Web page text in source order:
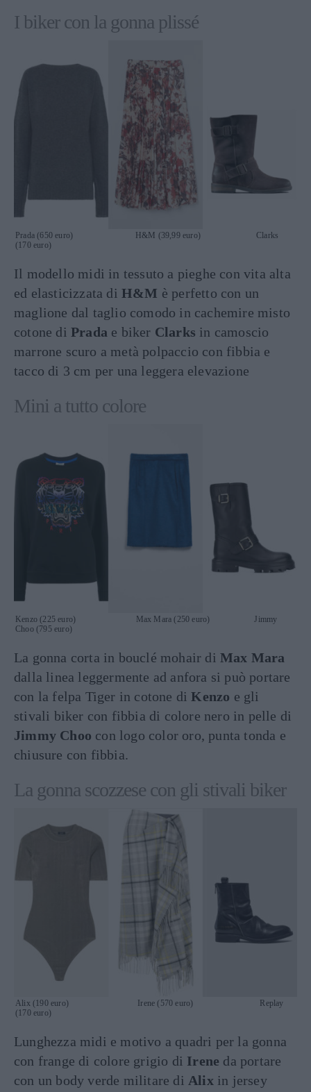
I biker con la gonna plissé
Prada (650 euro) H&M (39,99 euro) Clarks
(170 euro)
Il modello midi in tessuto a pieghe con vita alta
ed elasticizzata di H&M è perfetto con un
maglione dal taglio comodo in cachemire misto
cotone di Prada e biker Clarks in camoscio
marrone scuro a metà polpaccio con fibbia e
tacco di 3 cm per una leggera elevazione
Mini a tutto colore
Kenzo (225 euro) Max Mara (250 euro) Jimmy
Choo (795 euro)
La gonna corta in bouclé mohair di Max Mara
dalla linea leggermente ad anfora si può portare
con la felpa Tiger in cotone diKenzo e gli
stivali biker con fibbia di colore nero in pelle di
Jimmy Choo con logo color oro, punta tonda e
chiusure con fibbia.
La gonna scozzese con gli stivali biker
Alix (190 euro) Irene (570 euro) Replay
(170 euro)
Lunghezza midi e motivo a quadri per la gonna
con frange di colore grigio di Irene da portare
con un body verde militare di Alix in jersey